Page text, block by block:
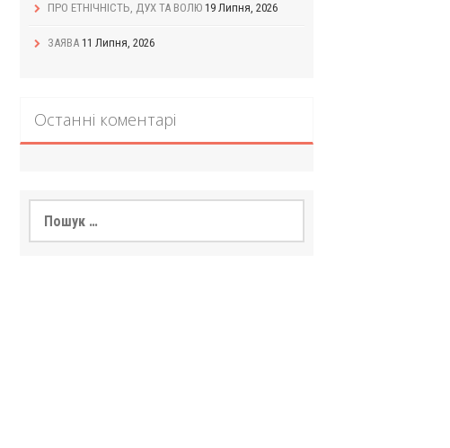
ПРО ЕТНІЧНІСТЬ, ДУХ ТА ВОЛЮ 19 Липня, 2026
ЗАЯВА 11 Липня, 2026
Останні коментарі